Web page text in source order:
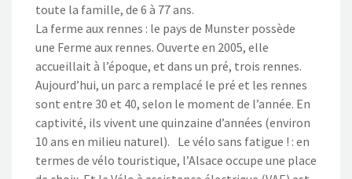
toute la famille, de 6 à 77 ans.
La ferme aux rennes : le pays de Munster possède
une Ferme aux rennes. Ouverte en 2005, elle
accueillait à l’époque, et dans un pré, trois rennes.
Aujourd’hui, un parc a remplacé le pré et les rennes
sont entre 30 et 40, selon le moment de l’année. En
captivité, ils vivent une quinzaine d’années (environ
10 ans en milieu naturel). Le vélo sans fatigue ! : en
termes de vélo touristique, l’Alsace occupe une place